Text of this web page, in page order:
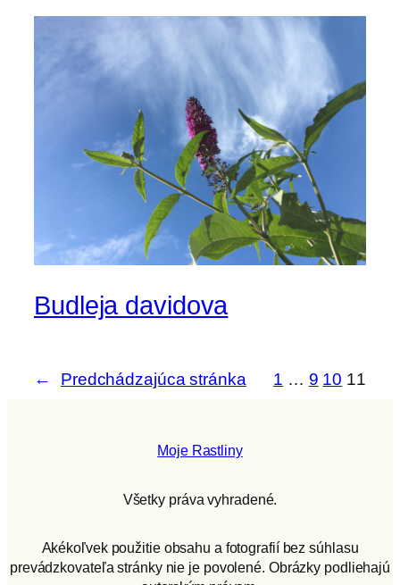
Budleja davidova
← Predchádzajúca stránka 1 … 9 10 11
Moje Rastliny
Všetky práva vyhradené.
Akékoľvek použitie obsahu a fotografií bez súhlasu
prevádzkovateľa stránky nie je povolené. Obrázky podliehajú